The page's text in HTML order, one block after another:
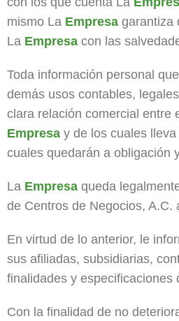
mismo La Empresa garantiza
La Empresa con las
Toda información personal
demás usos contables,
clara relación comercial entre
Empresa y de los cuales
cuales quedarán a obligación
La Empresa queda
de Centros de Negocios,
En virtud de lo anterior, le
sus afiliadas, subsidiarias,
finalidades y especificaciones
Con la finalidad de no